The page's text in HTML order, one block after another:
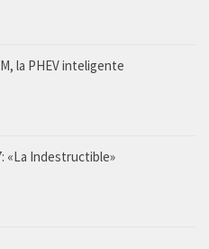
la PHEV inteligente
«La Indestructible»